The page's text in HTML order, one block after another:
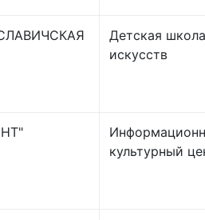
Детская школа
искусств
культурный